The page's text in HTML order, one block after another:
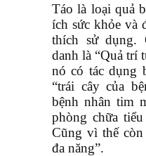
Táo là loại quả
ích sức khỏe và
thích sử dụng.
danh là “Quả trí
nó có tác dụng
“trái cây của
bệnh nhân tim
phòng chữa
Cũng vì thế
đa năng”.